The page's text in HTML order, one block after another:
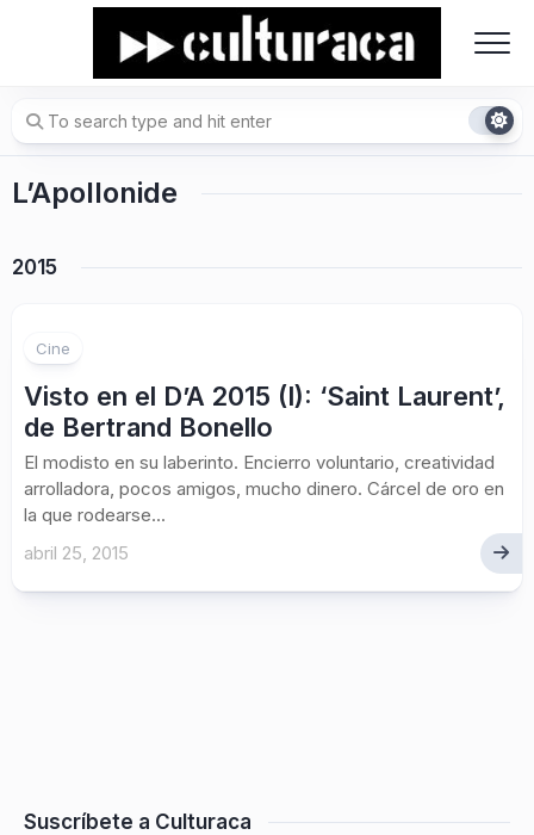
L’Apollonide
2015
Cine
Visto en el D’A 2015 (I): ‘Saint Laurent’,
de Bertrand Bonello
El modisto en su laberinto. Encierro voluntario, creatividad
arrolladora, pocos amigos, mucho dinero. Cárcel de oro en
la que rodearse...
abril 25, 2015
Suscríbete a Culturaca